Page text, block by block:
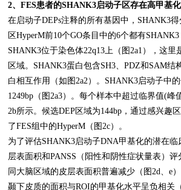
2、FES患者的SHANK3启动子区存在高甲基化
在启动子DEPs注释的所有基因中，SHANK3
区HyperM前10个GO条目中的6个都有
SHANK3位于染色体22q13上（图2a1），这里
区域。SHANK3蛋白包含SH3、PDZ和SAM结
白相互作用（如图2a2）。SHANK3启动子中
1249bp（图2a3）。每个样本中超过临界值(峰
2b所示。候选DEP区域为144bp，通过感兴趣
了FES组中的HyperM（图2c）。
为了评估SHANK3启动子DNA甲基化的潜在
层表面积和PANSS（阳性和阴性症状量表）
同大脑区域的皮层表面积普遍减少（图2d、e
颞下皮质的面积与ROI的甲基化水平呈负相关